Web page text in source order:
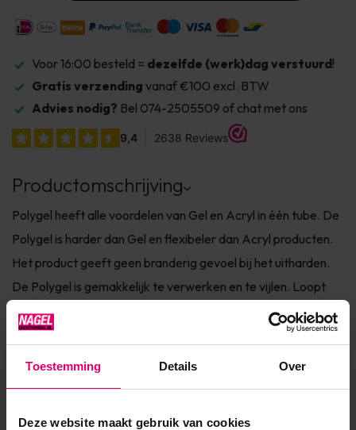
Toestemming Details Over
Deze website maakt gebruik van cookies
Voor 16:00 besteld = dezelfde (werk)dag verstuurd!
Gratis verzending vanaf €100 excl. BTW
Advies nodig? Bel 074-2505509 of chat met ons
Productomschrijving
Polygel heeft alle voordelen van Gel en Acryl in één tube. De
Polygel is harder dan Gel en flexibeler dan Acryl producten.
Het product geeft geen branderig gevoel bij het uitharden.
De Polygel is gemakkelijk te verwerken en te vijlen. Loopt
niet in de nagelriemen, is pinchbaar, voor alle nageltypes
geschikt en ook nog eens geurloos. De Polygel zi...
Toon meer
Product specificaties